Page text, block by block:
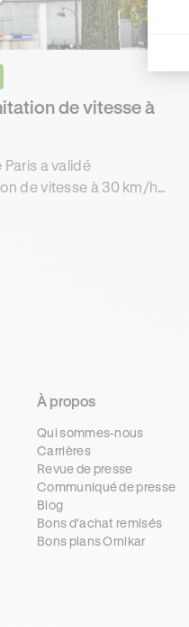
de vitesse à
a validé
de vitesse à 30 km/h
À propos
Qui sommes-nous
Carrières
Revue de presse
Communiqué de presse
Blog
Bons d'achat remisés
Bons plans Ornikar